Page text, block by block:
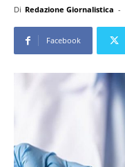
Di Redazione Giornalistica -
Facebook